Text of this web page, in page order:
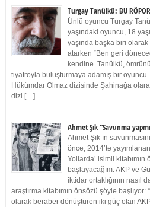
Turgay Tanülkü: BU
Ünlü oyuncu Turgay
yaşındaki oyuncu, 18
yaşında başka biri olarak
atarken “Ben geri
kendine. Tanülkü,
tiyatroyla buluşturmaya adamış bir
Hükümdar Olmaz dizisinde Şahinağa
dizi […]
Ahmet Şık “Savunma
Ahmet Şık’ın
önce, 2014’te
Yollarda’ isimli kitabımın
başlayacağım. AKP ve
iktidar ortaklığının nasıl
araştırma kitabımın önsözü şöyle
olarak beraber dönüştüren iki güç olan